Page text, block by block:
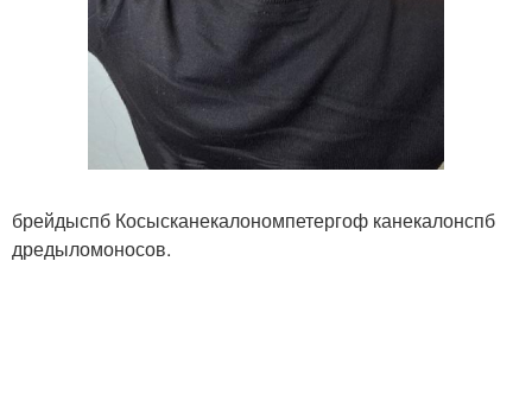
брейдыспб Косысканекалономпетергоф канекалонспб
дредыломоносов.